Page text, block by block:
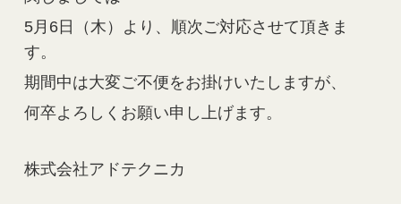
5月6日（木）より、順次ご対応させて頂きま
す。
期間中は大変ご不便をお掛けいたしますが、
何卒よろしくお願い申し上げます。
株式会社アドテクニカ